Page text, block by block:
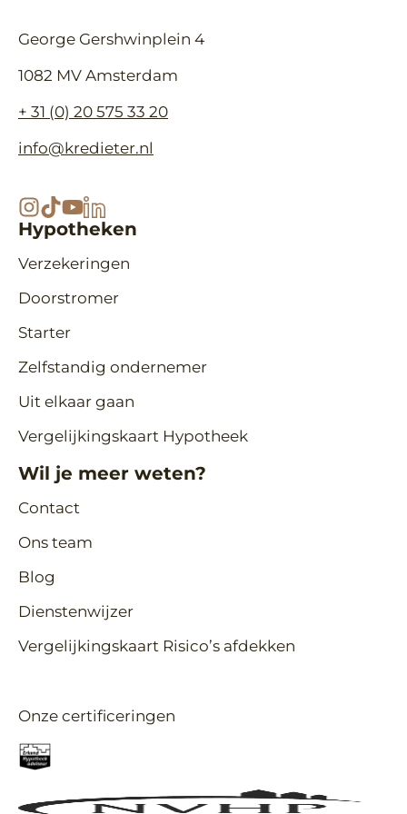
George Gershwinplein 4
1082 MV Amsterdam
+ 31 (0) 20 575 33 20
info@kredieter.nl
Hypotheken
Verzekeringen
Doorstromer
Starter
Zelfstandig ondernemer
Uit elkaar gaan
Vergelijkingskaart Hypotheek
Wil je meer weten?
Contact
Ons team
Blog
Dienstenwijzer
Vergelijkingskaart Risico’s afdekken
Onze certificeringen